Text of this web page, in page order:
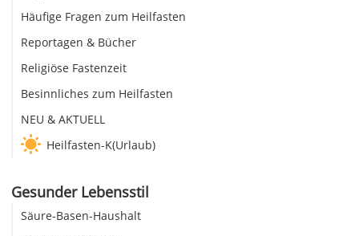
Häufige Fragen zum Heilfasten
Reportagen & Bücher
Religiöse Fastenzeit
Besinnliches zum Heilfasten
NEU & AKTUELL
Heilfasten-K(Urlaub)
Gesunder Lebensstil
Säure-Basen-Haushalt